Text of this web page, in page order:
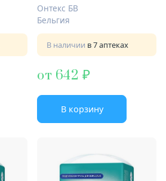
Онтекс БВ
Бельгия
В наличии в 7 аптеках
от 642
В корзину